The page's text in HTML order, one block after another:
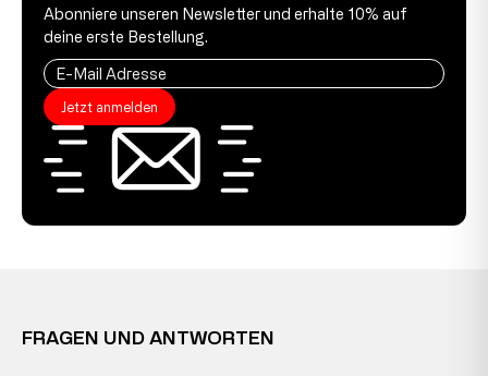
Abonniere unseren Newsletter und erhalte 10% auf
deine erste Bestellung.
Jetzt anmelden
FRAGEN UND ANTWORTEN